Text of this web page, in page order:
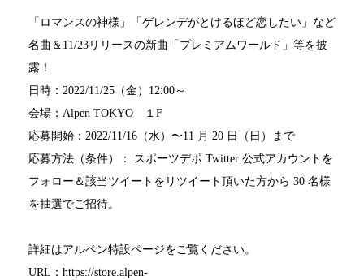
「ロマンスの神様」「ゲレンデがとけるほど恋したい」など
名曲＆11/23リリースの新曲「プレミアムワールド」等を披
露！
日時：2022/11/25（金）12:00～
会場：Alpen TOKYO １F
応募開始：2022/11/16（水）〜11 月 20 日（日）まで
応募方法（条件）： スポーツデポ Twitter 公式アカウントを
フォロー＆該当ツイートをリツイート頂いた方から 30 名様
を抽選でご招待。
詳細はアルペン特設ページをご覧ください。
URL：https://store.alpen-